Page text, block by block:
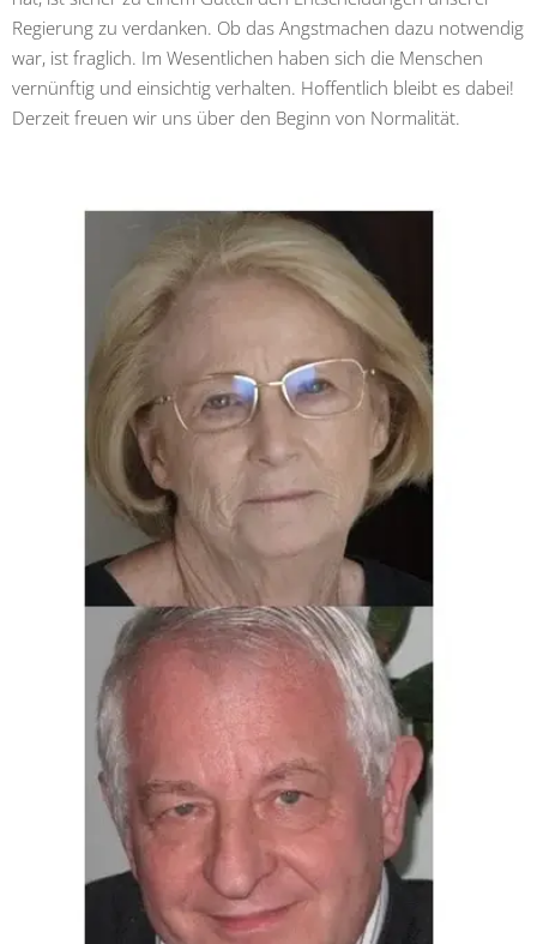
Regierung zu verdanken. Ob das Angstmachen dazu notwendig
war, ist fraglich. Im Wesentlichen haben sich die Menschen
vernünftig und einsichtig verhalten. Hoffentlich bleibt es dabei!
Derzeit freuen wir uns über den Beginn von Normalität.